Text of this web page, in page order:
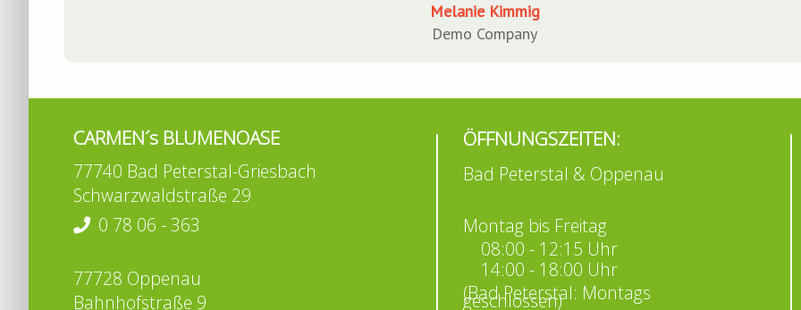
Melanie Kimmig
Demo Company
CARMEN´s BLUMENOASE
77740 Bad Peterstal-Griesbach
Schwarzwaldstraße 29
0 78 06 - 363
77728 Oppenau
Bahnhofstraße 9
ÖFFNUNGSZEITEN:
Bad Peterstal & Oppenau
Montag bis Freitag
08:00 - 12:15 Uhr
14:00 - 18:00 Uhr
(Bad Peterstal: Montags
geschlossen)